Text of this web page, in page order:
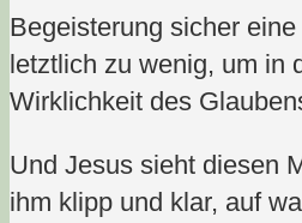
Begeisterung sicher
letztlich zu wenig, um in
Wirklichkeit des
Und Jesus sieht diesen
ihm klipp und klar, auf